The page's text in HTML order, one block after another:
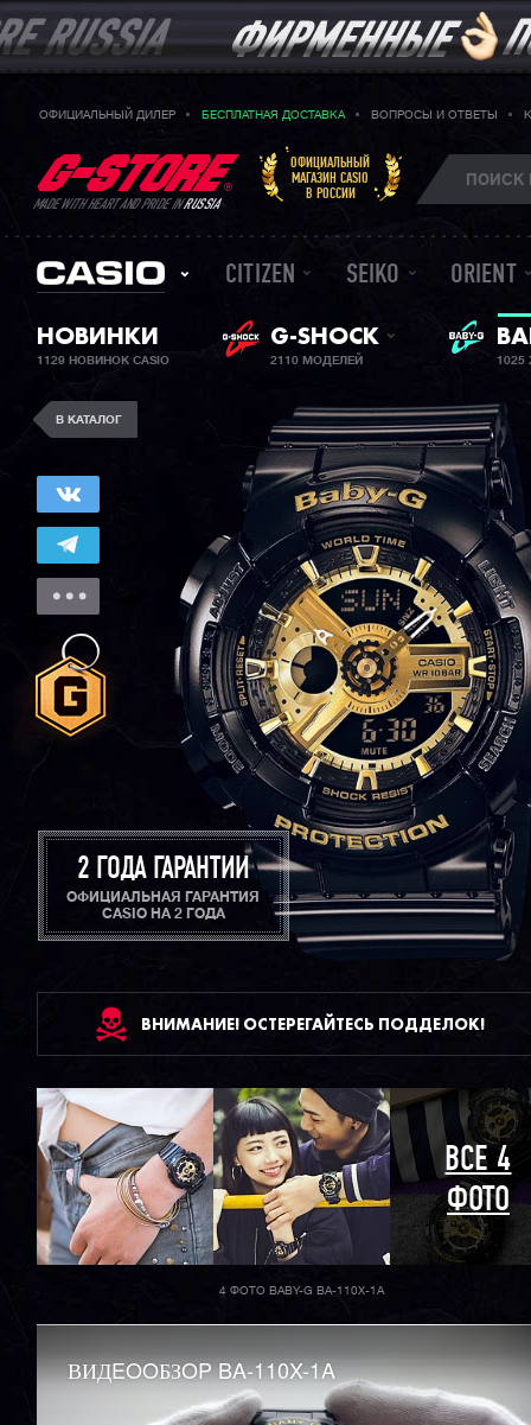
ОФИЦИАЛЬНЫЙ ДИЛЕР БЕСПЛАТНАЯ ДОСТАВКА ВОПРОСЫ И ОТВЕТЫ
MADE WITH HEART AND PRIDE INRUSSIA
ОФИЦИАЛЬНЫЙ
МАГАЗИН CASIO
В РОССИИ
CITIZEN SEIKO ORIENT
НОВИНКИ
1129 НОВИНОК CASIO
G-SHOCK
2110 МОДЕЛЕЙ
В КАТАЛОГ
2 ГОДА ГАРАНТИИ
ОФИЦИАЛЬНАЯ ГАРАНТИЯ
CASIO НА 2 ГОДА
ВНИМАНИЕ! ОСТЕРЕГАЙТЕСЬ ПОДДЕЛОК!
ВСЕ 4
ФОТО
4 ФОТО BABY-G BA-110X-1A
ВИДEOOБЗOP BA-110X-1A